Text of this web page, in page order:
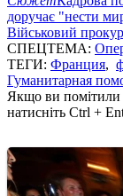
доручає "нести
Військовий
СПЕЦТЕМА:
ТЕГИ: Франция,
Гуманитарная
Якщо ви помітили
натисніть Ctrl +